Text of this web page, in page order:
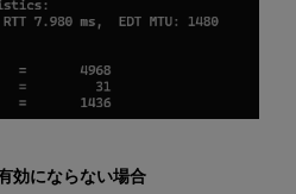
効にならない場合